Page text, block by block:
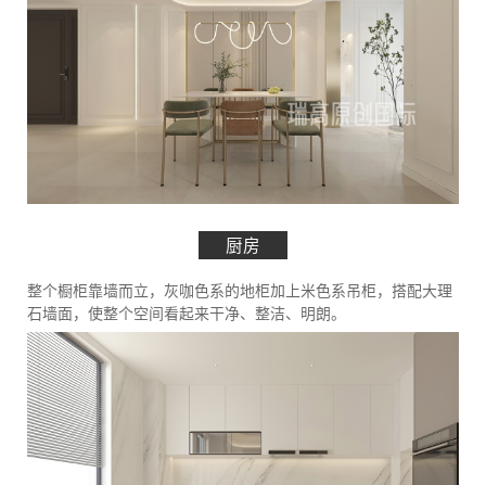
厨房
整个橱柜靠墙而立，灰咖色系的地柜加上米色系吊柜，搭配大理
石墙面，使整个空间看起来干净、整洁、明朗。